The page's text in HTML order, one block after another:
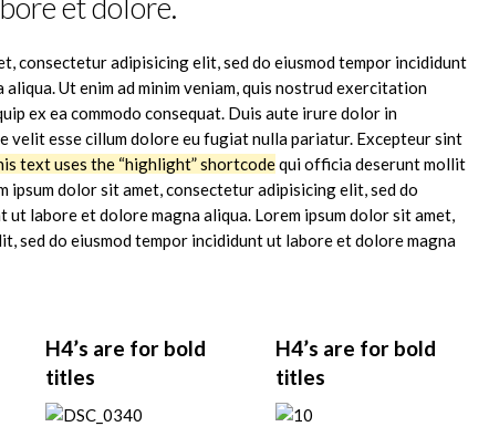
consectetur adipisicing elit, sed do eiusmod tempor incididunt
Ut enim ad minim veniam, quis nostrud exercitation
ex ea commodo consequat. Duis aute irure dolor in
velit esse cillum dolore eu fugiat nulla pariatur. Excepteur sint
text uses the “highlight” shortcodequi officia deserunt mollit
ipsum dolor sit amet, consectetur adipisicing elit, sed do
ut labore et dolore magna aliqua. Lorem ipsum dolor sit amet,
sed do eiusmod tempor incididunt ut labore et dolore magna
H4’s are for bold
titles
H4’s are for bold
titles